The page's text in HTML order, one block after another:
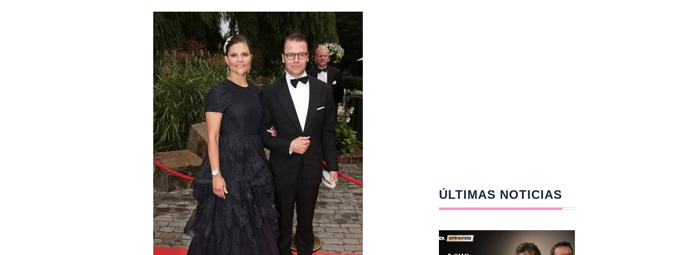
ÚLTIMAS NOTICIAS